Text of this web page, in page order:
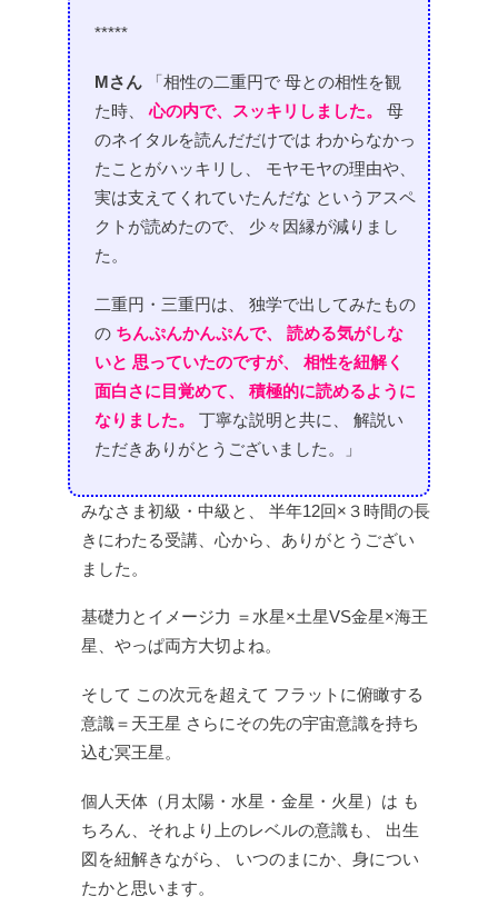
*****
Mさん 「相性の二重円で 母との相性を観
た時、
心の内で、スッキリしました。
母
のネイタルを読んだだけでは わからなかっ
たことがハッキリし、
モヤモヤの理由や、
実は支えてくれていたんだな というアスペ
クトが読めたので、
少々因縁が減りまし
た。
二重円・三重円は、
独学で出してみたもの
の ちんぷんかんぷんで、
読める気がしな
いと 思っていたのですが、
相性を紐解く
面白さに目覚めて、
積極的に読めるように
なりました。
丁寧な説明と共に、
解説い
ただきありがとうございました。」
みなさま初級・中級と、
半年12回×３時間の長
きにわたる受講、心から、ありがとうござい
ました。
基礎力とイメージ力 ＝水星×土星VS金星×海王
星、やっぱ両方大切よね。
そして この次元を超えて フラットに俯瞰する
意識＝天王星 さらにその先の宇宙意識を持ち
込む冥王星。
個人天体（月太陽・水星・金星・火星）は も
ちろん、それより上のレベルの意識も、
出生
図を紐解きながら、
いつのまにか、身につい
たかと思います。